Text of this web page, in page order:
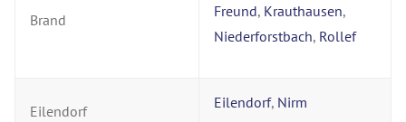
Brand
Freund, Krauthausen,
Niederforstbach, Rollef
Eilendorf Eilendorf, Nirm